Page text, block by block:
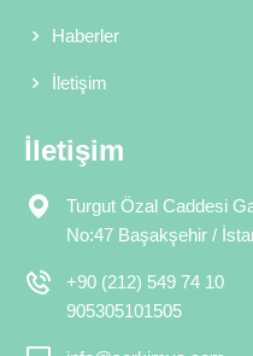
Haberler
İletişim
İletişim
Turgut Özal Caddesi
No:47 Başakşehir /
+90 (212) 549 74 10
905305101505